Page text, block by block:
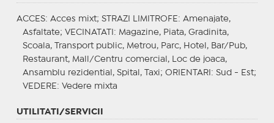
ACCES: Acces mixt; STRAZI LIMITROFE : Amenajate,
Asfaltate; VECINATATI : Magazine, Piata, Gradinita,
Scoala, Transport public, Metrou, Parc, Hotel, Bar/Pub,
Restaurant, Mall/Centru comercial, Loc de joaca,
Ansamblu rezidential, Spital, Taxi; ORIENTARI : Sud - Est;
VEDERE : Vedere mixta
UTILITATI/SERVICII